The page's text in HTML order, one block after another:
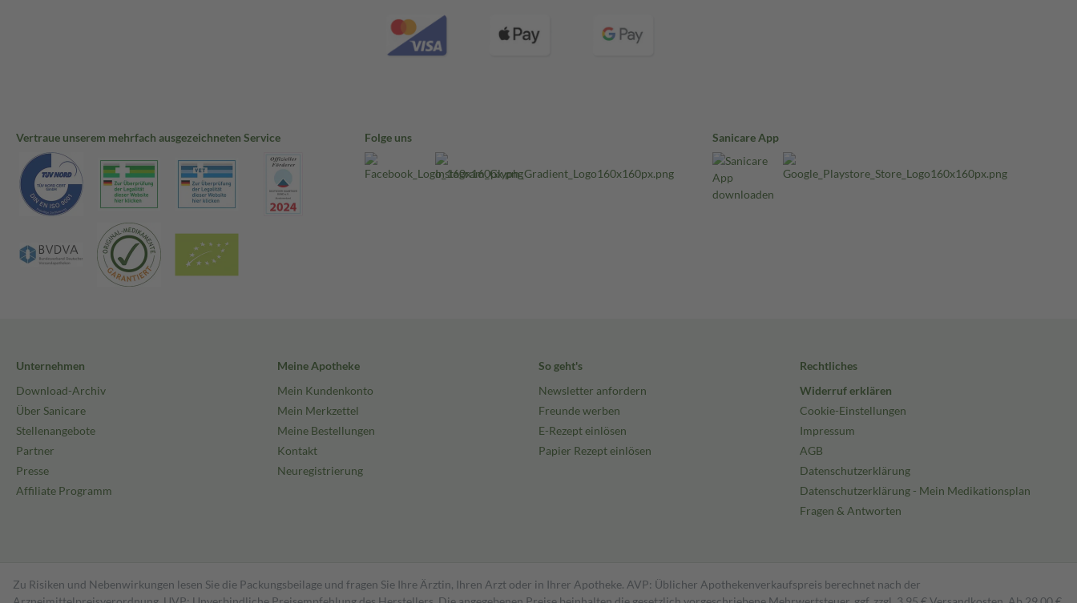
Vertraue unserem mehrfach ausgezeichneten Service Folge uns Sanicare App
Unternehmen
Download-Archiv
Über Sanicare
Stellenangebote
Partner
Presse
Affiliate Programm
Meine Apotheke
Mein Kundenkonto
Mein Merkzettel
Meine Bestellungen
Kontakt
Neuregistrierung
So geht's
Newsletter anfordern
Freunde werben
E-Rezept einlösen
Papier Rezept einlösen
Rechtliches
Widerruf erklären
Cookie-Einstellungen
Impressum
AGB
Datenschutzerklärung
Datenschutzerklärung - Mein Medikationsplan
Fragen & Antworten
Zu Risiken und Nebenwirkungen lesen Sie die Packungsbeilage und fragen Sie Ihre Ärztin, Ihren Arzt oder in Ihrer Apotheke. AVP: Üblicher Apothekenverkaufspreis berechnet nach der